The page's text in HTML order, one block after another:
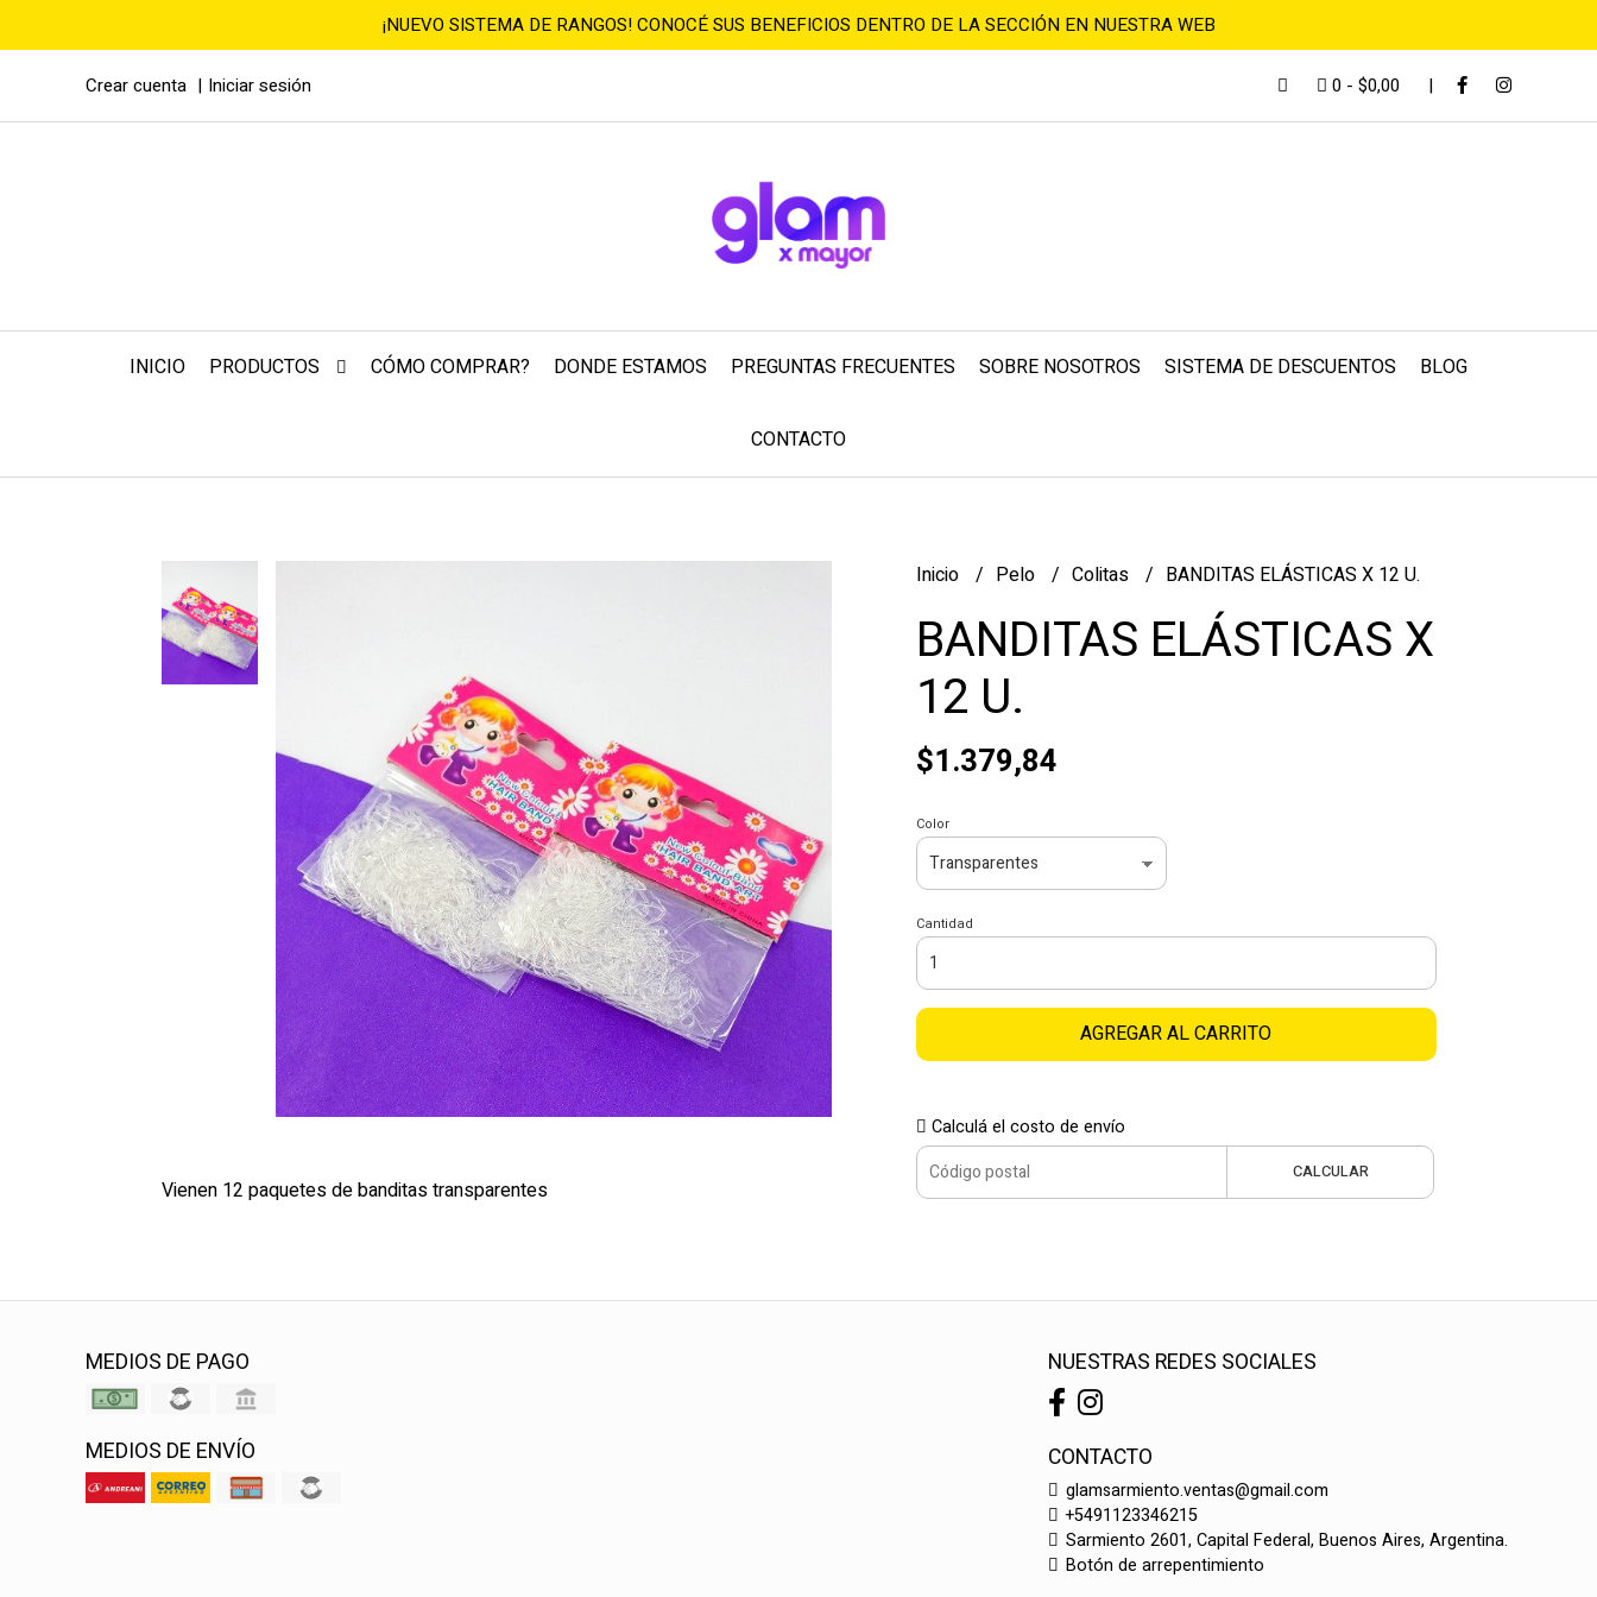
¡NUEVO SISTEMA DE RANGOS! CONOCÉ SUS BENEFICIOS DENTRO DE LA SECCIÓN EN NUESTRA WEB
Crear cuenta Iniciar sesión 0 - $0,00
INICIO PRODUCTOS CÓMO COMPRAR? DONDE ESTAMOS PREGUNTAS FRECUENTES SOBRE NOSOTROS SISTEMA DE DESCUENTOS BLOG
CONTACTO
Vienen 12 paquetes de banditas transparentes
Inicio Pelo Colitas BANDITAS ELÁSTICAS X 12 U.
BANDITAS ELÁSTICAS X
12 U.
$1.379,84
Color
Cantidad
AGREGAR AL CARRITO
Calculá el costo de envío
CALCULAR
MEDIOS DE PAGO
MEDIOS DE ENVÍO
NUESTRAS REDES SOCIALES
CONTACTO
glamsarmiento.ventas@gmail.com
+5491123346215
Sarmiento 2601, Capital Federal, Buenos Aires, Argentina.
Botón de arrepentimiento